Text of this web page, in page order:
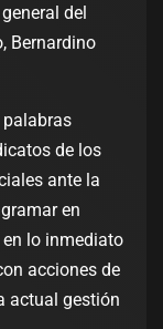
del
Bernardino
de los
ante la
en
lo inmediato
acciones de
actual gestión